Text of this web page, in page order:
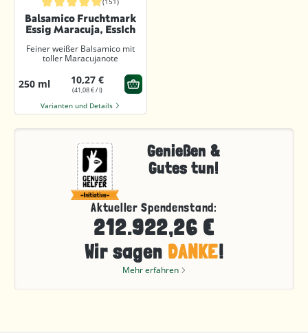
Durchschnittliche Bewertung von 4.9 von 5 Sternen
Balsamico Fruchtmark
Essig Maracuja, EssIch
Feiner weißer Balsamico mit
toller Maracujanote
250 ml 10,27 €
(41,08 € / l)
Varianten und Details
Genießen &
Gutes tun!
Aktueller Spendenstand:
212.922,26 €
Wir sagen DANKE!
Mehr erfahren